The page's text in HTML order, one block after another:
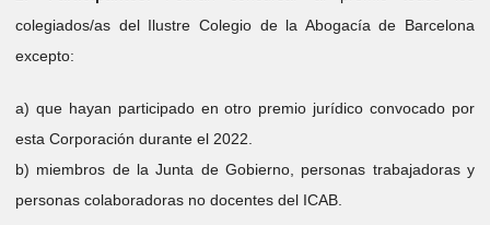
colegiados/as del Ilustre Colegio de la Abogacía de Barcelona
excepto:
a) que hayan participado en otro premio jurídico convocado por
esta Corporación durante el 2022.
b) miembros de la Junta de Gobierno, personas trabajadoras y
personas colaboradoras no docentes del ICAB.